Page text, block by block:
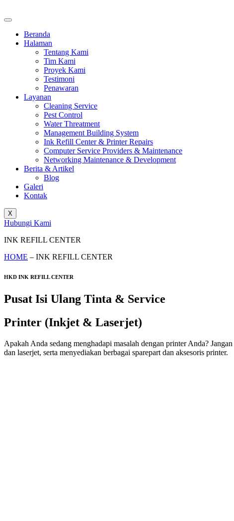
Beranda
Halaman
Tentang Kami
Tim Kami
Proyek Kami
Testimoni
Penawaran
Layanan
Cleaning Service
Pest Control
Water Threatment
Management Building System
Ink Refill Center & Printer Repairs
Computer Service Providers & Maintenance
Networking Maintenance & Development
Berita & Artikel
Blog
Galeri
Kontak
X
Hubungi Kami
INK REFILL CENTER
HOME – INK REFILL CENTER
HKD INK REFILL CENTER
Pusat Isi Ulang Tinta & Service
Printer (Inkjet & Laserjet)
Apakah Anda sedang menghadapi masalah dengan printer Anda?
dan laserjet, serta menyediakan berbagai sparepart dan aksesoris printer.